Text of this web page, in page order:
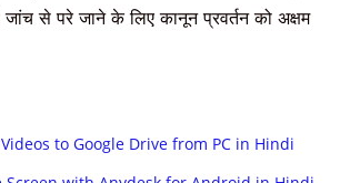
जांच से परे जाने के लिए कानून प्रवर्तन को अक्षम
to Google Drive from PC in Hindi